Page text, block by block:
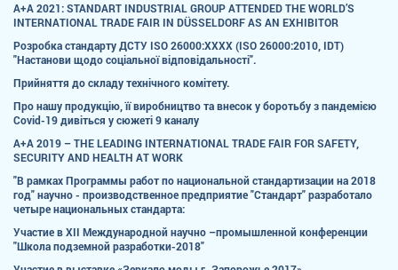
A+A 2021: STANDART INDUSTRIAL GROUP ATTENDED THE WORLD’S
INTERNATIONAL TRADE FAIR IN DÜSSELDORF AS AN EXHIBITOR
Розробка стандарту ДСТУ ISO 26000:ХХХХ (ISO 26000:2010, IDT)
"Настанови щодо соціальної відповідальності".
Прийняття до складу технічного комітету.
Про нашу продукцію, її виробництво та внесок у боротьбу з пандемією
Сovid-19 дивіться у сюжеті 9 каналу
A+A 2019 – THE LEADING INTERNATIONAL TRADE FAIR FOR SAFETY,
SECURITY AND HEALTH AT WORK
"В рамках Программы работ по национальной стандартизации на 2018
год" научно - производственное предприятие "Стандарт" разработало
четыре национальных стандарта:
Участие в ХII Международной научно –промышленной конференции
"Школа подземной разработки-2018"